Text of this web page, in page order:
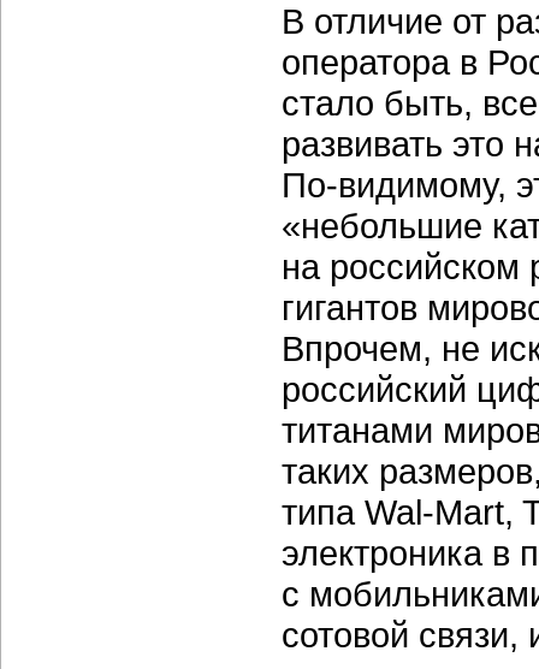
В отличие от
оператора в
стало быть,
развивать это
По-видимому,
«небольшие
на российском
гигантов
Впрочем, не
российский
титанами
таких
типа Wal-Mart,
электроника в
с
сотовой связи,